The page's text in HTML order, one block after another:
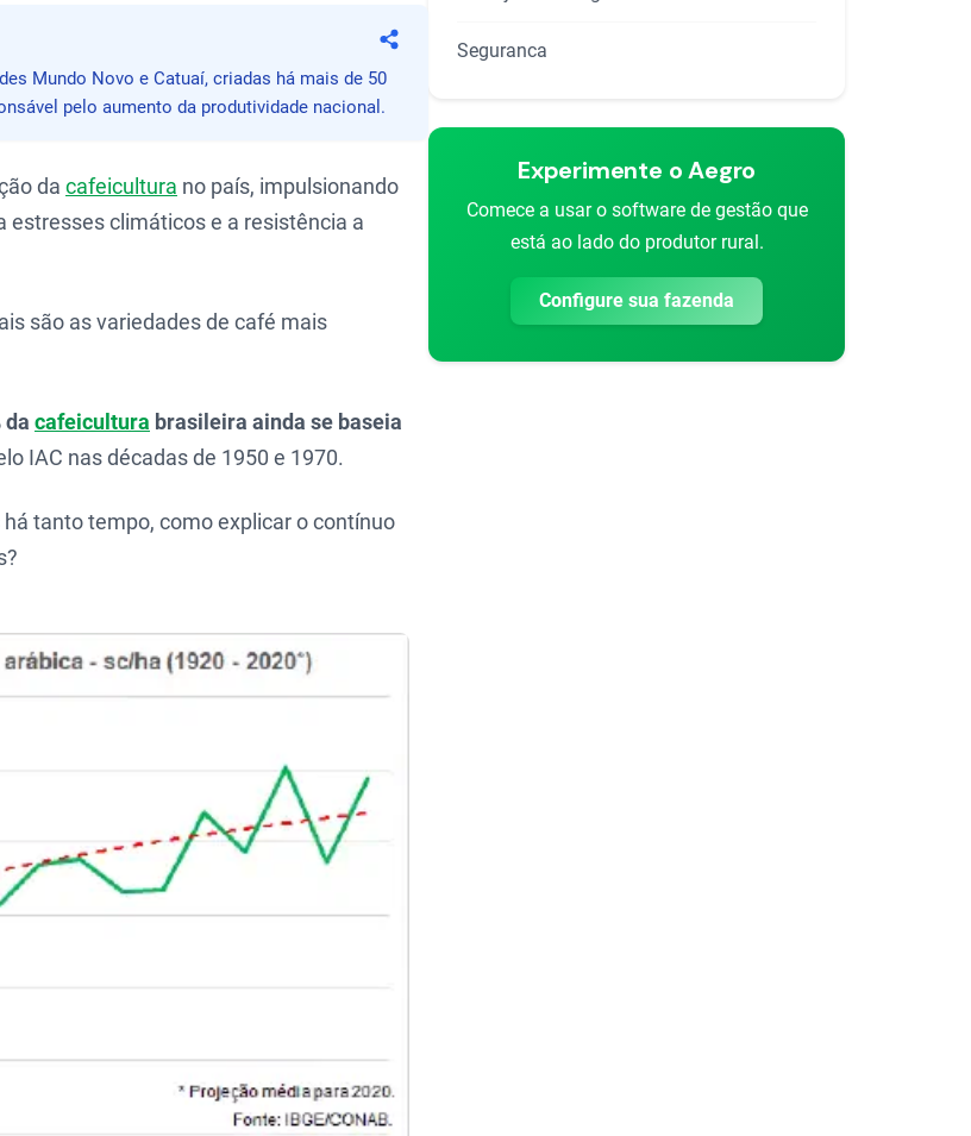
Compartilhar
Mundo Novo e Catuaí, criadas há mais de 50
pelo aumento da produtividade nacional.
da cafeicultura no país, impulsionando
estresses climáticos e a resistência a
são as variedades de café mais
da cafeicultura brasileira ainda se baseia
IAC nas décadas de 1950 e 1970.
tanto tempo, como explicar o contínuo
Seguranca
Experimente o Aegro
Comece a usar o software de gestão que
está ao lado do produtor rural.
Configure sua fazenda